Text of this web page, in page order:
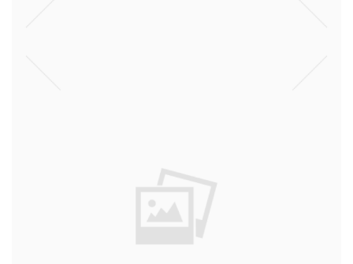
ספרים
דעות